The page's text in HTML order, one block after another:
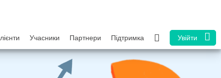
Учасники Партнери Підтримка Увійти